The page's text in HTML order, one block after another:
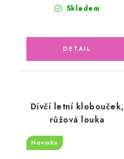
Skladem
Dívčí letní klobouček,
růžová louka
Novinka